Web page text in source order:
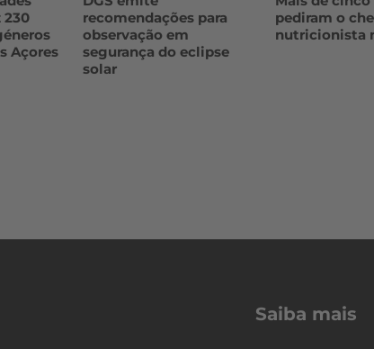
230
Açores
recomendações para
observação em
segurança do eclipse
solar
pediram o
nutricionista
Saiba mais